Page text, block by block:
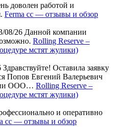
доволен работой и
Ferma cc — отзывы и обзор
08/26 Данной компании
Rolling Reserve –
мстят жулики)
Здравствуйте! Оставила заявку
Попов Евгений Валерьевич
ООО… Rolling Reserve –
мстят жулики)
и оперативно
cc — отзывы и обзор